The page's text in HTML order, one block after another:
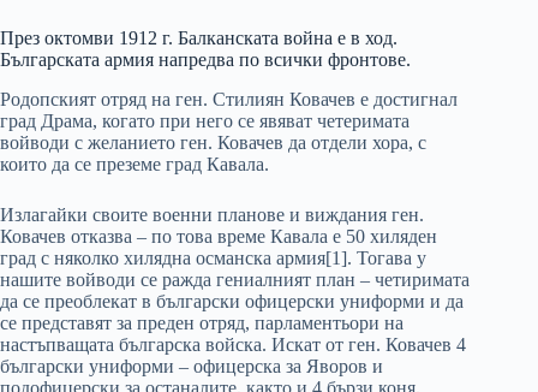
През октомви 1912 г. Балканската война е в ход.
Българската армия напредва по всички фронтове.
Родопският отряд на ген. Стилиян Ковачев е достигнал
град Драма, когато при него се явяват четеримата
войводи с желанието ген. Ковачев да отдели хора, с
които да се преземе град Кавала.
Излагайки своите военни планове и виждания ген.
Ковачев отказва – по това време Кавала е 50 хиляден
град с няколко хилядна османска армия[1]. Тогава у
нашите войводи се ражда гениалният план – четиримата
да се преоблекат в български офицерски униформи и да
се представят за преден отряд, парламентьори на
настъпващата българска войска. Искат от ген. Ковачев 4
български униформи – офицерска за Яворов и
подофицерски за останалите, както и 4 бързи коня.